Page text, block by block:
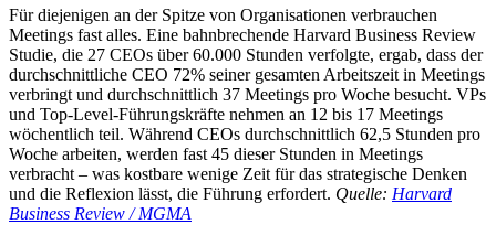
Für diejenigen an der Spitze von Organisationen verbrauchen
Meetings fast alles. Eine bahnbrechende Harvard Business Review
Studie, die 27 CEOs über 60.000 Stunden verfolgte, ergab, dass der
durchschnittliche CEO 72% seiner gesamten Arbeitszeit in Meetings
verbringt und durchschnittlich 37 Meetings pro Woche besucht. VPs
und Top-Level-Führungskräfte nehmen an 12 bis 17 Meetings
wöchentlich teil. Während CEOs durchschnittlich 62,5 Stunden pro
Woche arbeiten, werden fast 45 dieser Stunden in Meetings
verbracht – was kostbare wenige Zeit für das strategische Denken
und die Reflexion lässt, die Führung erfordert. Quelle: Harvard
Business Review / MGMA